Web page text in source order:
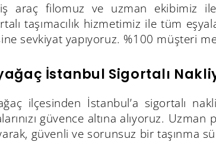
araç filomuz ve uzman ekibimiz ile
taşımacılık hizmetimiz ile tüm
sevkiyat yapıyoruz. %100 müşteri
İstanbul Sigortalı
ilçesinden İstanbul’a sigortalı
güvence altına alıyoruz.
güvenli ve sorunsuz bir taşınma